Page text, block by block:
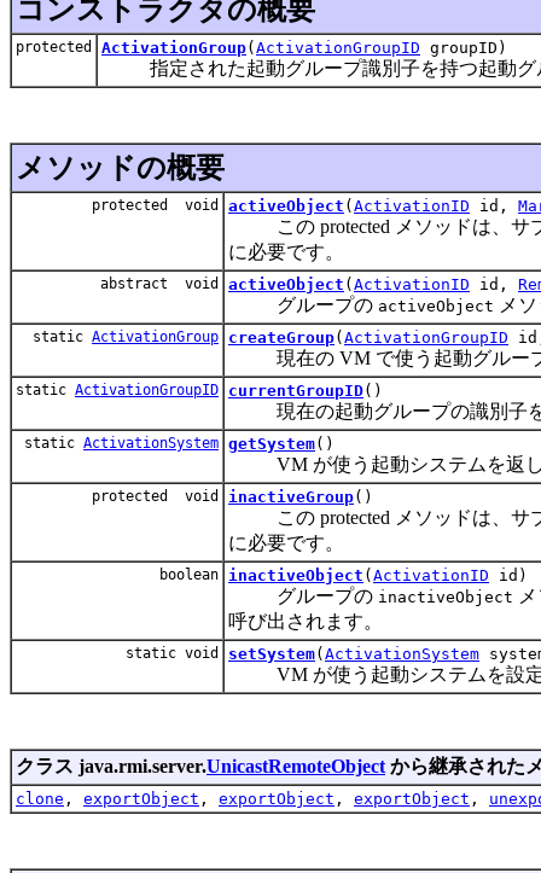
コンストラクタの概要
protected ActivationGroup( ActivationGroupID groupID)
指定された起動グループ識別子を持つ起動グ
メソッドの概要
protected void activeObject ( ActivationID id,
この protected メソッドは、サ
に必要です。
abstract void activeObject ( ActivationID id,
グループの activeObject メ
static ActivationGroup createGroup( ActivationGroupID
現在の VM で使う起動グループ
static ActivationGroupID currentGroupID()
現在の起動グループの識別子
static ActivationSystem getSystem()
VM が使う起動システムを返
protected void inactiveGroup()
この protected メソッドは、サ
に必要です。
boolean inactiveObject ( ActivationID id)
グループの inactiveObject
呼び出されます。
static void setSystem( ActivationSystem
VM が使う起動システムを設定
クラス java.rmi.server.UnicastRemoteObject から継承された
clone , exportObject , exportObject , exportObject ,